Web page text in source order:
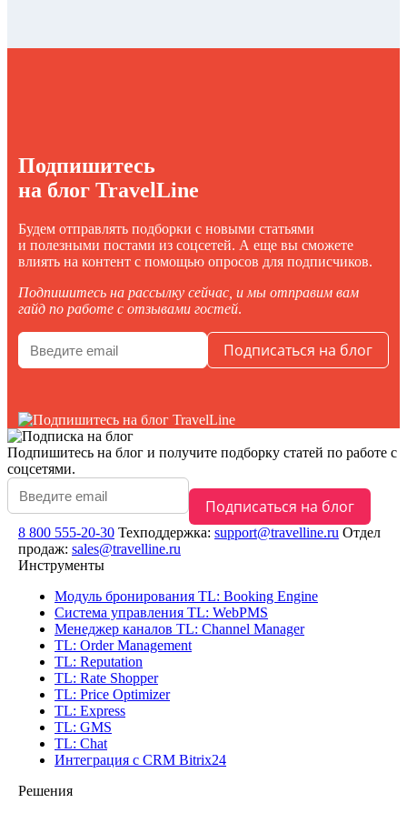
Подпишитесь
на блог TravelLine
Будем отправлять подборки с новыми статьями
и полезными постами из соцсетей. А еще вы сможете
влиять на контент с помощью опросов для подписчиков.
Подпишитесь на рассылку сейчас, и мы отправим вам
гайд по работе с отзывами гостей.
Подпишитесь на блог и получите подборку статей по работе с
соцсетями.
8 800 555-20-30 Техподдержка: support@travelline.ru Отдел
продаж: sales@travelline.ru
Инструменты
Модуль бронирования TL: Booking Engine
Система управления TL: WebPMS
Менеджер каналов TL: Channel Manager
TL: Order Management
TL: Reputation
TL: Rate Shopper
TL: Price Optimizer
TL: Express
TL: GMS
TL: Chat
Интеграция с CRM Bitrix24
Решения